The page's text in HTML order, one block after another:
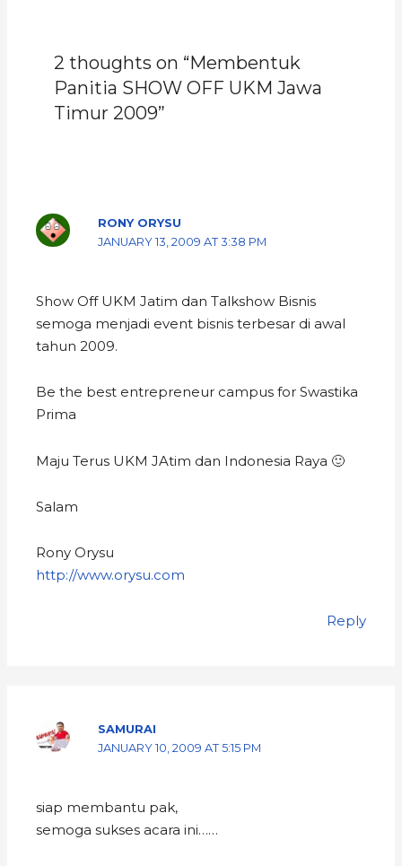
2 thoughts on “Membentuk
Panitia SHOW OFF UKM Jawa
Timur 2009”
RONY ORYSU
JANUARY 13, 2009 AT 3:38 PM
Show Off UKM Jatim dan Talkshow Bisnis
semoga menjadi event bisnis terbesar di awal
tahun 2009.
Be the best entrepreneur campus for Swastika
Prima
Maju Terus UKM JAtim dan Indonesia Raya 🙂
Salam
Rony Orysu
http://www.orysu.com
Reply
SAMURAI
JANUARY 10, 2009 AT 5:15 PM
siap membantu pak,
semoga sukses acara ini……